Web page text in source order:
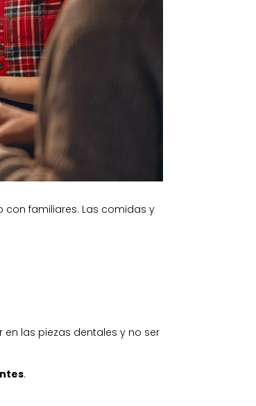
familiares. Las comidas y
las piezas dentales y no ser
.